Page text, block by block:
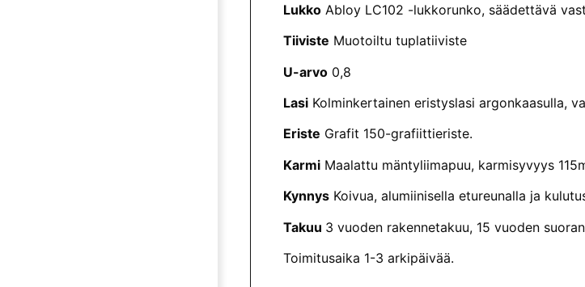
LukkoAbloy LC102 -lukkorunko, säädettävä
Tiiviste Muotoiltu tuplatiiviste
U-arvo0,8
LasiKolminkertainen eristyslasi argonkaasulla,
Eriste Grafit 150-grafiittieriste.
KarmiMaalattu mäntyliimapuu, karmisyvyys
KynnysKoivua, alumiinisella etureunalla ja
Takuu 3 vuoden rakennetakuu, 15 vuoden
Toimitusaika 1-3 arkipäivää.